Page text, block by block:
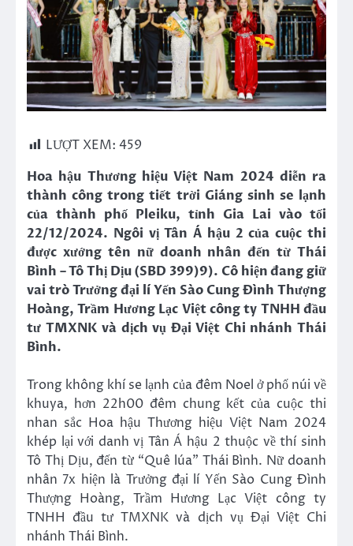
LƯỢT XEM: 459
Hoa hậu Thương hiệu Việt Nam 2024 diễn ra
thành công trong tiết trời Giáng sinh se lạnh
của thành phố Pleiku, tỉnh Gia Lai vào tối
22/12/2024. Ngôi vị Tân Á hậu 2 của cuộc thi
được xướng tên nữ doanh nhân đến từ Thái
Bình – Tô Thị Dịu (SBD 399)9). Cô hiện đang giữ
vai tròTrưởng đại lí Yến Sào Cung Đình Thượng
Hoàng, Trầm Hương Lạc Việt công ty TNHH đầu
tư TMXNK và dịch vụ Đại Việt Chi nhánh Thái
Bình.
Trong không khí se lạnh của đêm Noel ở phố núi về
khuya, hơn 22h00 đêm chung kết của cuộc thi
nhan sắc Hoa hậu Thương hiệu Việt Nam 2024
khép lại với danh vị Tân Á hậu 2 thuộc về thí sinh
Tô Thị Dịu, đến từ “Quê lúa” Thái Bình. Nữ doanh
nhân 7x hiện là Trưởng đại lí Yến Sào Cung Đình
Thượng Hoàng, Trầm Hương Lạc Việt công ty
TNHH đầu tư TMXNK và dịch vụ Đại Việt Chi
nhánh Thái Bình.